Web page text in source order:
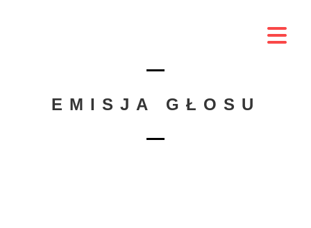
EMISJA GŁOSU